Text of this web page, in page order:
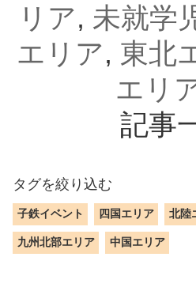
リア, 未就学
エリア, 東北
エリ
記事
タグを絞り込む
子鉄イベント 四国エリア 北陸
九州北部エリア 中国エリア